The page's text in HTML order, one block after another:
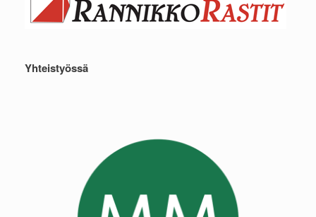
Yhteistyössä